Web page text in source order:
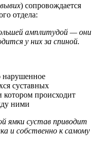
) сопровождается
отдела:
амплитудой — они
у них за спиной.
суставных
котором происходит
ними
ямки сустав приводит
и собственно к самому